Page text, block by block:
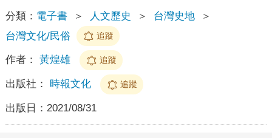
分類： 電子書 ＞ 人文歷史 ＞ 台灣史地
＞
台灣文化/民俗
追蹤
作者： 黃煌雄 追蹤
出版社： 時報文化 追蹤
出版日： 2021/08/31